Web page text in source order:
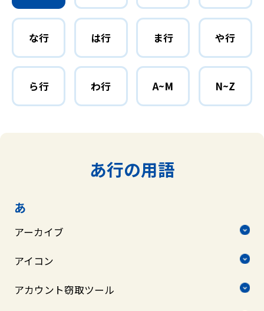
な行 は行 ま行 や行
ら行 わ行 A~M N~Z
あ行の用語
あ
アーカイブ
アイコン
アカウント窃取ツール